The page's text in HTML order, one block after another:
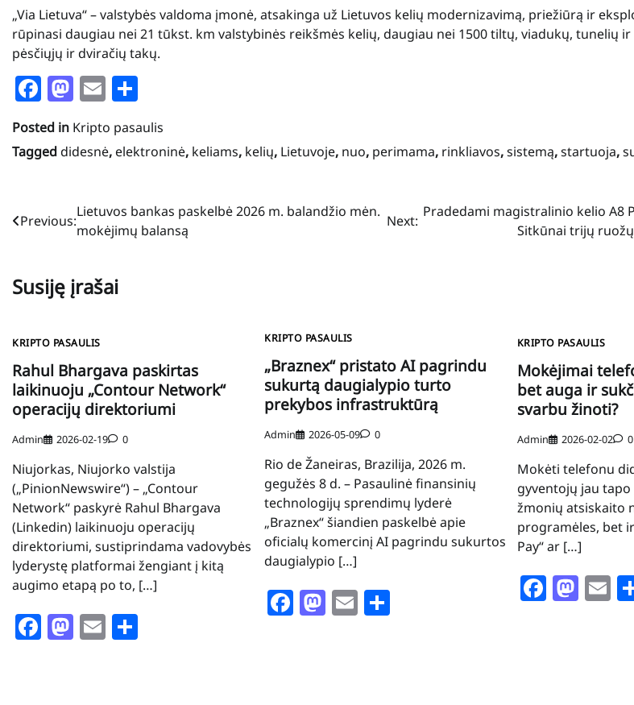
„Via Lietuva“ – valstybės valdoma įmonė, atsakinga už Lietuvos kelių modernizavimą, priežiūrą ir
rūpinasi daugiau nei 21 tūkst. km valstybinės reikšmės kelių, daugiau nei 1500 tiltų, viadukų, tunelių
pėsčiųjų ir dviračių takų.
Facebook
Mastodon
Email
Posted in Kripto pasaulis
Taggeddidesnė, elektroninė, keliams, kelių, Lietuvoje, nuo, perimama, rinkliavos,sistemą,startuoja,
Navigacija
įrašų
Previous:
Lietuvos bankas paskelbė 2026 m. balandžio mėn.
mokėjimų balansą
Next:
Pradedami magistralinio kelio A8
Sitkūnai trijų
Susiję įrašai
KRIPTO PASAULIS
Rahul Bhargava paskirtas
laikinuoju „Contour Network“
operacijų direktoriumi
Admin 2026-02-19 0
Niujorkas, Niujorko valstija
(„PinionNewswire“) – „Contour
Network“ paskyrė Rahul Bhargava
(Linkedin) laikinuoju operacijų
direktoriumi, sustiprindama vadovybės
lyderystę platformai žengiant į kitą
augimo etapą po to, […]
Facebook
Mastodon
Email
KRIPTO PASAULIS
„Braznex“ pristato AI pagrindu
sukurtą daugialypio turto
prekybos infrastruktūrą
Admin 2026-05-09 0
Rio de Žaneiras, Brazilija, 2026 m.
gegužės 8 d. – Pasaulinė finansinių
technologijų sprendimų lyderė
„Braznex“ šiandien paskelbė apie
oficialų komercinį AI pagrindu sukurtos
daugialypio […]
Facebook
Mastodon
Email
KRIPTO PASAULIS
Mokėjimai
bet auga ir
svarbu žinoti?
Admin 2026-02-02 0
Mokėti telefonu
gyventojų jau
žmonių atsiskaito
programėles, bet
Pay“ ar […]